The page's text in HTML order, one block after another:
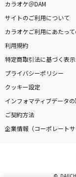
カラオケ＠DAM
サイトのご利用について
カラオケご利用にあたっ
利用規約
特定商取引法に基づく表示
プライバシーポリシー
クッキー設定
インフォマティブデータの
ご契約方法
企業情報（コーポレートサ
©